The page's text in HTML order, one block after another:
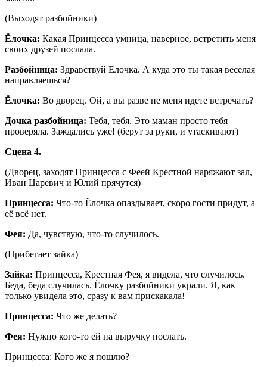
(Выходят разбойники)
Ёлочка: Какая Принцесса умница, наверное, встретить меня
своих друзей послала.
Разбойница: Здравствуй Елочка. А куда это ты такая веселая
направляешься?
Ёлочка: Во дворец. Ой, а вы разве не меня идете встречать?
Дочка разбойница: Тебя, тебя. Это маман просто тебя
проверяла. Заждались уже! (берут за руки, и утаскивают)
Сцена 4.
(Дворец, заходят Принцесса с Феей Крестной наряжают зал,
Иван Царевич и Юлий прячутся)
Принцесса: Что-то Ёлочка опаздывает, скоро гости придут, а
её всё нет.
Фея: Да, чувствую, что-то случилось.
(Прибегает зайка)
Зайка: Принцесса, Крестная Фея, я видела, что случилось.
Беда, беда случилась. Ёлочку разбойники украли. Я, как
только увидела это, сразу к вам прискакала!
Принцесса: Что же делать?
Фея: Нужно кого-то ей на выручку послать.
Принцесса: Кого же я пошлю?